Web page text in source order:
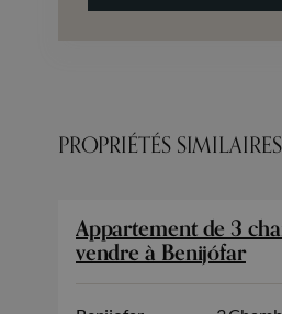
PROPRIÉTÉS SIMILAIRES
Appartement de 3
vendre à Benijófar